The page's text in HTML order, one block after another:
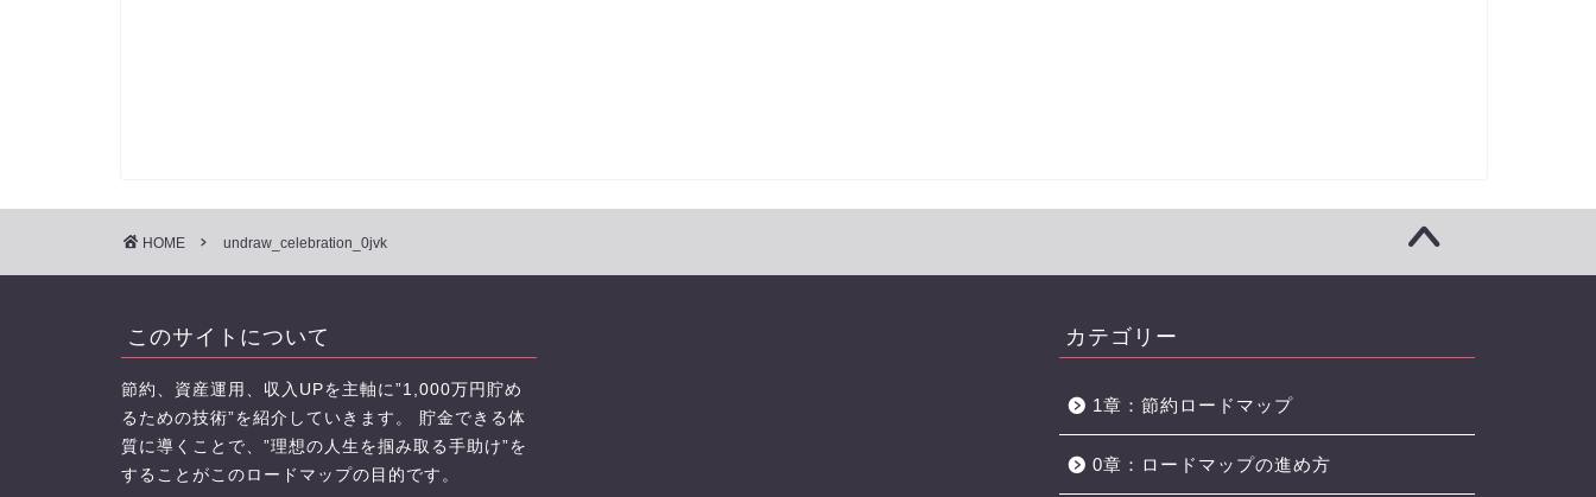
HOME undraw_celebration_0jvk
このサイトについて
節約、資産運用、収入UPを主軸に”1,000万円貯め
るための技術”を紹介していきます。 貯金できる体
質に導くことで、”理想の人生を掴み取る手助け”を
することがこのロードマップの目的です。
カテゴリー
1章：節約ロードマップ
0章：ロードマップの進め方